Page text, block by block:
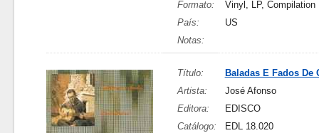
Formato:
Vinyl, LP, Compilation
País:
US
Notas:
Título:
Baladas E Fados De
Artista:
José Afonso
Editora:
EDISCO
Catálogo:
EDL 18.020